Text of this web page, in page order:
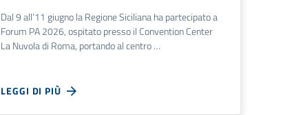
Dal 9 all’11 giugno la Regione Siciliana ha partecipato a
Forum PA 2026, ospitato presso il Convention Center
La Nuvola di Roma, portando al centro …
LEGGI DI PIÙ